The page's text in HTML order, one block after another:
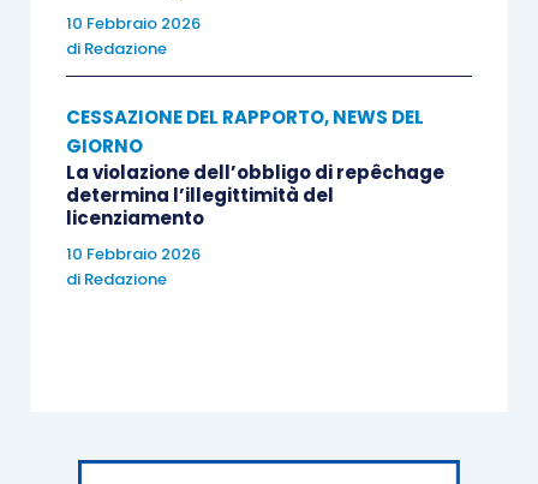
10 Febbraio 2026
di Redazione
CESSAZIONE DEL RAPPORTO,NEWS DEL
GIORNO
La violazione dell’obbligo di repêchage
determina l’illegittimità del
licenziamento
10 Febbraio 2026
di Redazione